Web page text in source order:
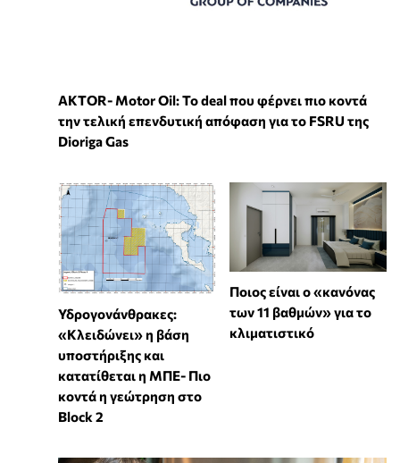
ΑKTOR- Motor Oil: Το deal που φέρνει πιο κοντά
την τελική επενδυτική απόφαση για το FSRU της
Dioriga Gas
Υδρογονάνθρακες:
«Κλειδώνει» η βάση
υποστήριξης και
κατατίθεται η ΜΠΕ- Πιο
κοντά η γεώτρηση στο
Block 2
Ποιος είναι ο «κανόνας
των 11 βαθμών» για το
κλιματιστικό